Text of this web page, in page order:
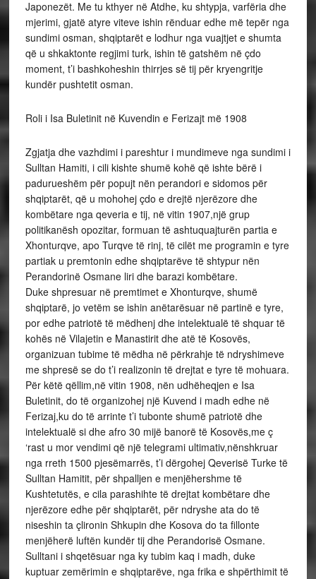
Japonezët. Me tu kthyer në Atdhe, ku shtypja, varfëria dhe
mjerimi, gjatë atyre viteve ishin rënduar edhe më tepër nga
sundimi osman, shqiptarët e lodhur nga vuajtjet e shumta
që u shkaktonte regjimi turk, ishin të gatshëm në çdo
moment, t’i bashkoheshin thirrjes së tij për kryengritje
kundër pushtetit osman.
Roli i Isa Buletinit në Kuvendin e Ferizajt më 1908
Zgjatja dhe vazhdimi i pareshtur i mundimeve nga sundimi i
Sulltan Hamiti, i cili kishte shumë kohë që ishte bërë i
padurueshëm për popujt nën perandori e sidomos për
shqiptarët, që u mohohej çdo e drejtë njerëzore dhe
kombëtare nga qeveria e tij, në vitin 1907,një grup
politikanësh opozitar, formuan të ashtuquajturën partia e
Xhonturqve, apo Turqve të rinj, të cilët me programin e tyre
partiak u premtonin edhe shqiptarëve të shtypur nën
Perandorinë Osmane liri dhe barazi kombëtare.
Duke shpresuar në premtimet e Xhonturqve, shumë
shqiptarë, jo vetëm se ishin anëtarësuar në partinë e tyre,
por edhe patriotë të mëdhenj dhe intelektualë të shquar të
kohës në Vilajetin e Manastirit dhe atë të Kosovës,
organizuan tubime të mëdha në përkrahje të ndryshimeve
me shpresë se do t’i realizonin të drejtat e tyre të mohuara.
Për këtë qëllim,në vitin 1908, nën udhëheqjen e Isa
Buletinit, do të organizohej një Kuvend i madh edhe në
Ferizaj,ku do të arrinte t’i tubonte shumë patriotë dhe
intelektualë si dhe afro 30 mijë banorë të Kosovës,me ç
‘rast u mor vendimi që një telegrami ultimativ,nënshkruar
nga rreth 1500 pjesëmarrës, t’i dërgohej Qeverisë Turke të
Sulltan Hamitit, për shpalljen e menjëhershme të
Kushtetutës, e cila parashihte të drejtat kombëtare dhe
njerëzore edhe për shqiptarët, për ndryshe ata do të
niseshin ta çlironin Shkupin dhe Kosova do ta fillonte
menjëherë luftën kundër tij dhe Perandorisë Osmane.
Sulltani i shqetësuar nga ky tubim kaq i madh, duke
kuptuar zemërimin e shqiptarëve, nga frika e shpërthimit të